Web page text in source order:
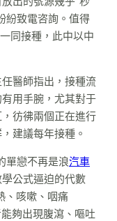
紛致電咨詢。值得
同接種，此中以中
醫師指出，接種流
用手腕，尤其對于
彷彿兩個正在進行
建議每年接種。
單戀不再是浪汽車
公式逼迫的代數
、咳嗽、咽痛
夠出現腹瀉、嘔吐